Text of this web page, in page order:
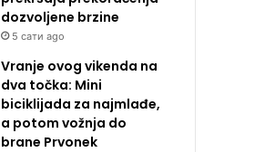
dozvoljene brzine
5 сати ago
Vranje ovog vikenda na
dva točka: Mini
biciklijada za najmlađe,
a potom vožnja do
brane Prvonek